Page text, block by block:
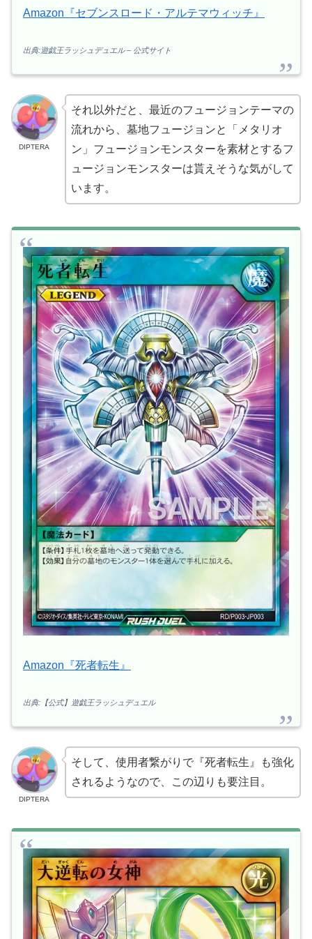
Amazon『セブンスロード・アルテマウィッチ』
出典:遊戯王ラッシュデュエル – 公式サイト
DIPTERA
それ以外だと、最近のフュージョンテーマの
流れから、墓地フュージョンと「メタリオ
ン」フュージョンモンスターを素材とするフ
ュージョンモンスターは貰えそうな気がして
います。
Amazon『死者転生』
出典:【公式】遊戯王ラッシュデュエル
DIPTERA
そして、使用者繋がりで『死者転生』も強化
されるようなので、この辺りも要注目。